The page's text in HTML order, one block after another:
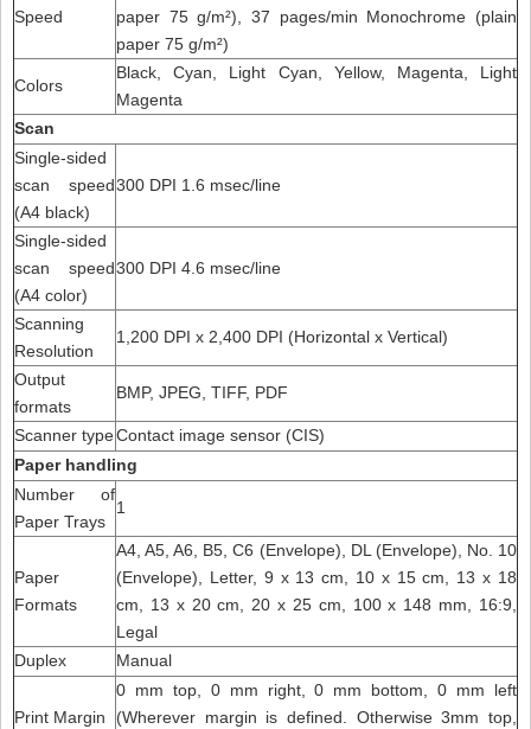
Speed
paper 75 g/m²), 37 pages/min Monochrome (plain
paper 75 g/m²)
Colors
Black, Cyan, Light Cyan, Yellow, Magenta, Light
Magenta
Scan
Single-sided
scan speed
(A4 black)
300 DPI 1.6 msec/line
Single-sided
scan speed
(A4 color)
300 DPI 4.6 msec/line
Scanning
Resolution
1,200 DPI x 2,400 DPI (Horizontal x Vertical)
Output
formats
BMP, JPEG, TIFF, PDF
Scanner typeContact image sensor (CIS)
Paper handling
Number of
Paper Trays
1
Paper
Formats
A4, A5, A6, B5, C6 (Envelope), DL (Envelope), No. 10
(Envelope), Letter, 9 x 13 cm, 10 x 15 cm, 13 x 18
cm, 13 x 20 cm, 20 x 25 cm, 100 x 148 mm, 16:9,
Legal
Duplex
Manual
Print Margin
0 mm top, 0 mm right, 0 mm bottom, 0 mm left
(Wherever margin is defined. Otherwise 3mm top,